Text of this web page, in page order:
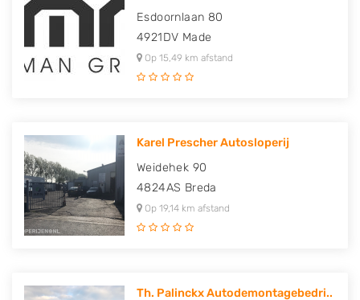
Esdoornlaan 80
4921DV Made
Op 15,49 km afstand
Karel Prescher Autosloperij
Weidehek 90
4824AS Breda
Op 19,14 km afstand
Th. Palinckx Autodemontagebedri..